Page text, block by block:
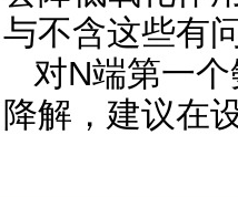
与不含这些有
对N端第一
降解，建议在